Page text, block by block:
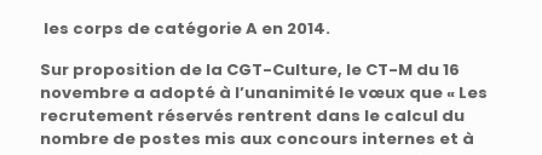
les corps de catégorie A en 2014.
Sur proposition de la CGT-Culture, le CT-M du 16
novembre a adopté à l’unanimité le vœux que « Les
recrutement réservés rentrent dans le calcul du
nombre de postes mis aux concours internes et à